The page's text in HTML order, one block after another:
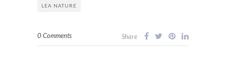
LEA NATURE
0 Comments Share